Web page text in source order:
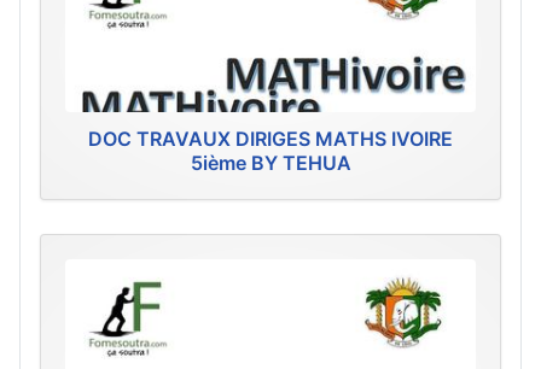
DOC TRAVAUX DIRIGES MATHS IVOIRE
5ième BY TEHUA